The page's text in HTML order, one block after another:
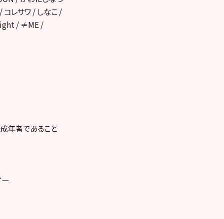
レサワ / しなこ /
/ ≠ME /
年者であること
ー